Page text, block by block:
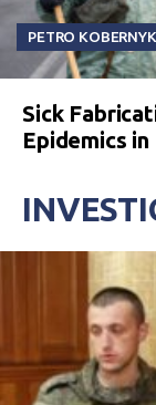
PETRO KOBERNYK
Sick
Epidemics